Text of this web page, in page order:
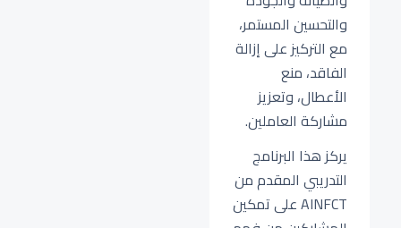
والتحسين المستمر،
مع التركيز على إزالة
الفاقد، منع
الأعطال، وتعزيز
مشاركة العاملين.
يركز هذا البرنامج
التدريبي المقدم من
AINFCT على تمكين